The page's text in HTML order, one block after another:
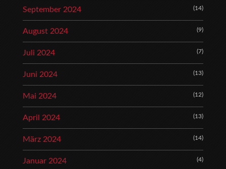
September 2024 (14)
August 2024 (9)
Juli 2024 (7)
Juni 2024 (13)
Mai 2024 (12)
April 2024 (13)
März 2024 (14)
Januar 2024 (4)